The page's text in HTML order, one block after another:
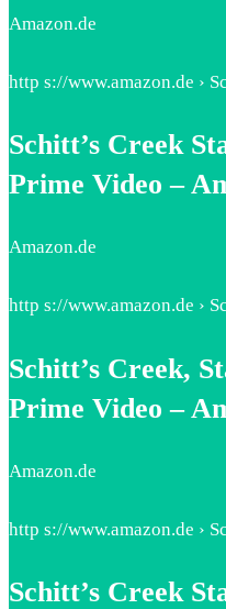
Amazon.de
http s://www.amazon.de ›
Schitt’s Creek
Prime Video –
Amazon.de
http s://www.amazon.de ›
Schitt’s Creek,
Prime Video –
Amazon.de
http s://www.amazon.de ›
Schitt’s Creek